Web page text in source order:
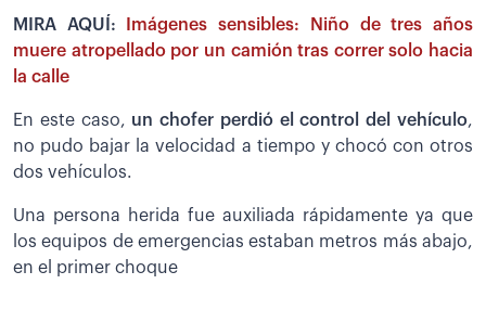
MIRA AQUÍ:
Imágenes sensibles: Niño de tres años
muere atropellado por un camión tras correr solo hacia
la calle
En este caso, un chofer perdió el control del vehículo,
no pudo bajar la velocidad a tiempo y chocó con otros
dos vehículos.
Una persona herida fue auxiliada rápidamente ya que
los equipos de emergencias estaban metros más abajo,
en el primer choque